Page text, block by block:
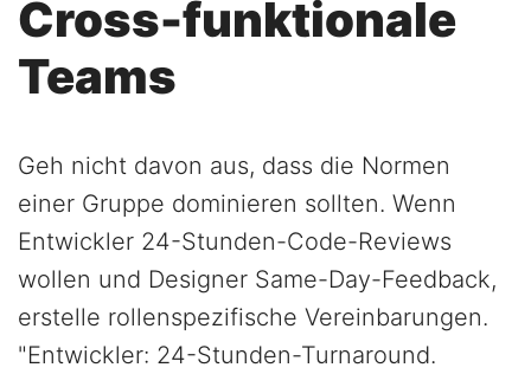
Cross-funktionale
Teams
Geh nicht davon aus, dass die Normen
einer Gruppe dominieren sollten. Wenn
Entwickler 24-Stunden-Code-Reviews
wollen und Designer Same-Day-Feedback,
erstelle rollenspezifische Vereinbarungen.
"Entwickler: 24-Stunden-Turnaround.